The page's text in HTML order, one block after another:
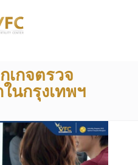
เกจตรวจ
นกรุงเทพฯ